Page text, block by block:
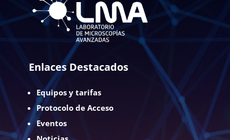
Enlaces Destacados
Equipos y tarifas
Protocolo de Acceso
Eventos